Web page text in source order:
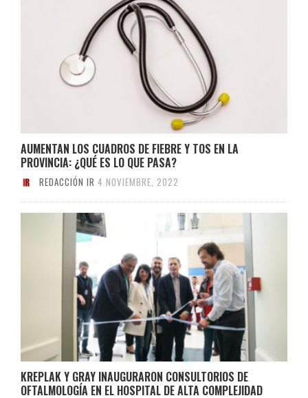
AUMENTAN LOS CUADROS DE FIEBRE Y TOS EN LA
PROVINCIA: ¿QUÉ ES LO QUE PASA?
REDACCIÓN IR 4 NOVIEMBRE, 2022
KREPLAK Y GRAY INAUGURARON CONSULTORIOS DE
OFTALMOLOGÍA EN EL HOSPITAL DE ALTA COMPLEJIDAD